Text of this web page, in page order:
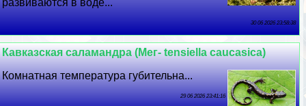
30 06 2026 23:58:38
Кавказская саламaндра (Мег- tensiella caucasica)
Комнатная температура губительна...
29 06 2026 23:41:16